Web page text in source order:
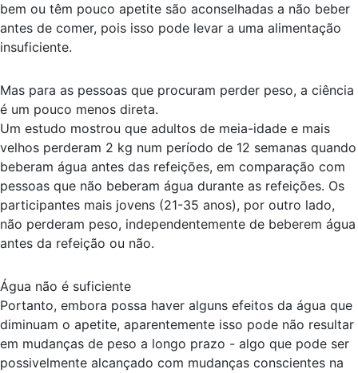
bem ou têm pouco apetite são aconselhadas a não beber
antes de comer, pois isso pode levar a uma alimentação
insuficiente.
Mas para as pessoas que procuram perder peso, a ciência
é um pouco menos direta.
Um estudo mostrou que adultos de meia-idade e mais
velhos perderam 2 kg num período de 12 semanas quando
beberam água antes das refeições, em comparação com
pessoas que não beberam água durante as refeições. Os
participantes mais jovens (21-35 anos), por outro lado,
não perderam peso, independentemente de beberem água
antes da refeição ou não.
Água não é suficiente
Portanto, embora possa haver alguns efeitos da água que
diminuam o apetite, aparentemente isso pode não resultar
em mudanças de peso a longo prazo - algo que pode ser
possivelmente alcançado com mudanças conscientes na